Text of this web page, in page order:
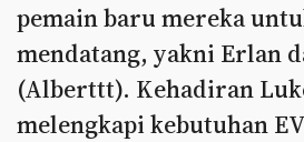
pemain baru mereka
mendatang, yakni Erlan
(Alberttt). Kehadiran
melengkapi kebutuhan